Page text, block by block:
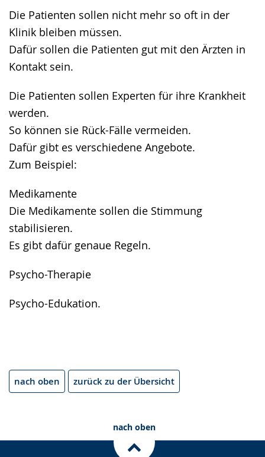
Die Patienten sollen nicht mehr so oft in der
Klinik bleiben müssen.
Dafür sollen die Patienten gut mit den Ärzten in
Kontakt sein.
Die Patienten sollen Experten für ihre Krankheit
werden.
So können sie Rück-Fälle vermeiden.
Dafür gibt es verschiedene Angebote.
Zum Beispiel:
Medikamente
Die Medikamente sollen die Stimmung
stabilisieren.
Es gibt dafür genaue Regeln.
Psycho-Therapie
Psycho-Edukation.
nach oben zurück zu der Übersicht
nach oben